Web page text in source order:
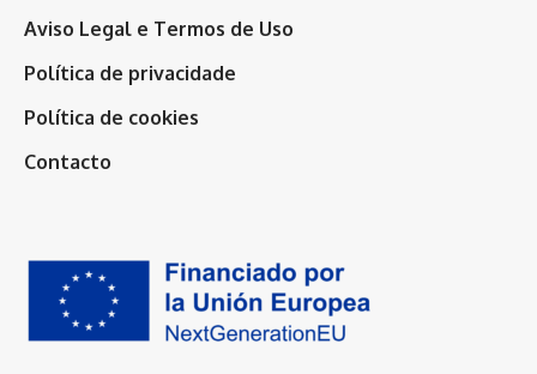
Aviso Legal e Termos de Uso
Política de privacidade
Política de cookies
Contacto